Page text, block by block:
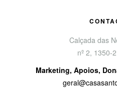
Calçada das
nº 2, 1350-
Marketing, Apoios,